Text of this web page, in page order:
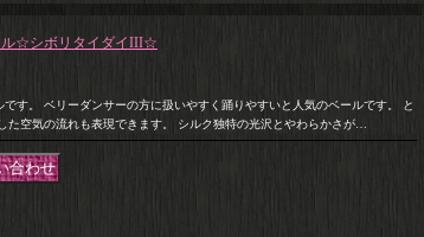
ル☆シボリタイダイIII☆
です。 ベリーダンサーの方に扱いやすく踊りやすいと人気のベールです。 と
た空気の流れも表現できます。 シルク独特の光沢とやわらかさが…